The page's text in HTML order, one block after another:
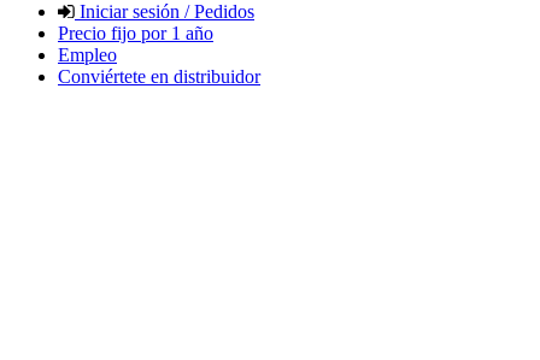
Iniciar sesión / Pedidos
Precio fijo por 1 año
Empleo
Conviértete en distribuidor